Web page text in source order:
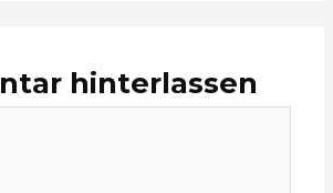
hinterlassen